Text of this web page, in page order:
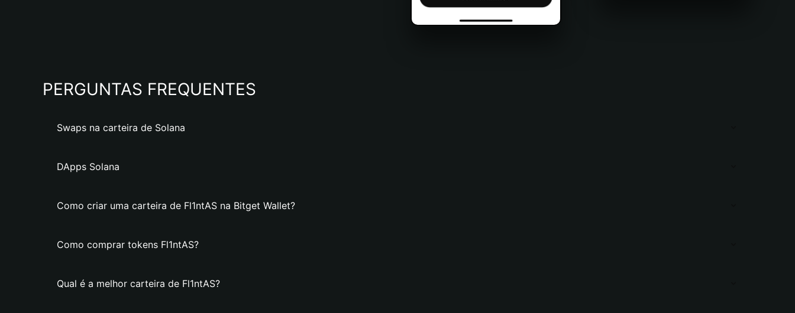
PERGUNTAS FREQUENTES
Swaps na carteira de Solana
DApps Solana
Como criar uma carteira de Fl1ntAS na Bitget Wallet?
Como comprar tokens Fl1ntAS?
Qual é a melhor carteira de Fl1ntAS?